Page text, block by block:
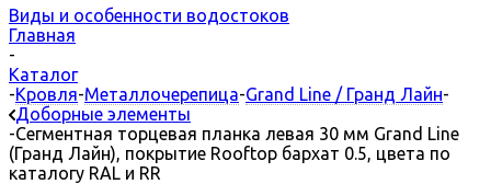
Виды и особенности водостоков
Главная
-
Каталог
-Кровля-Металлочерепица-Grand Line / Гранд Лайн-
Доборные элементы
-Сегментная торцевая планка левая 30 мм Grand Line
(Гранд Лайн), покрытие Rooftop бархат 0.5, цвета по
каталогу RAL и RR